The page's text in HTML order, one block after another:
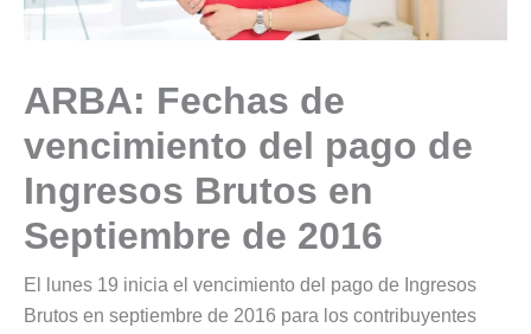
ARBA: Fechas de
vencimiento del pago de
Ingresos Brutos en
Septiembre de 2016
El lunes 19 inicia el vencimiento del pago de Ingresos
Brutos en septiembre de 2016 para los contribuyentes